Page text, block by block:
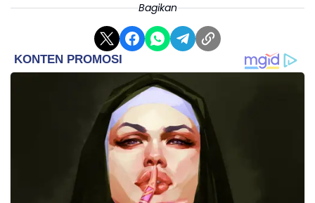
Pada turnamen tersebut, Indonesia yang belum
pernah menjadi juara dan sudah enam kali finis
sebagai runner-up tergabung di Grup A bersama
Vietnam, Singapura, Kamboja, serta pemenang
playoff antara Brunei Darussalam atau Timor Leste.
Para pemain yang tampil baik selama pemusatan
latihan nantinya berpeluang masuk skuad final Piala
ASEAN 2026, sekaligus dipertimbangkan untuk
agenda FIFA Matchday pada Juni 2026, termasuk
laga melawan Oman pada 5 Juni di Jakarta.
Bagikan